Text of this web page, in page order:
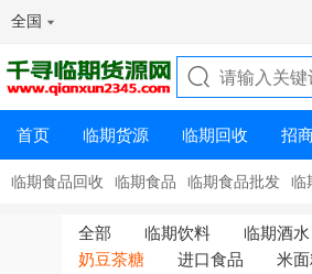
全国
首页 临期货源 临期回收 招
临期食品回收 临期食品 临期食品批发 临
全部 临期饮料 临期酒水
奶豆茶糖
进口食品 米